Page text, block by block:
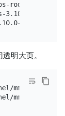
root
明大页。